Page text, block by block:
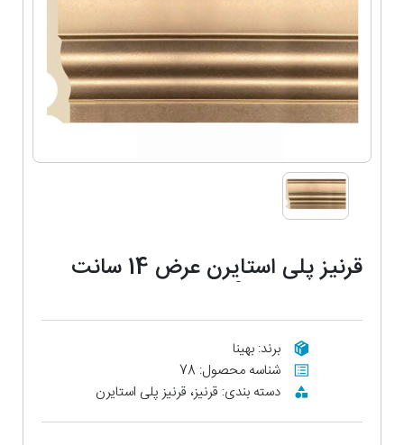
قرنیز پلی استایرن عرض 14 سانت
برند: بهینا
شناسه محصول: 78
دسته بندی: قرنیز، قرنیز پلی استایرن